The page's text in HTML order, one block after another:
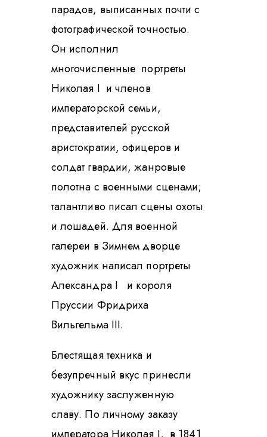
парадов, выписанных почти с
фотографической точностью.
Он исполнил
многочисленные портреты
Николая I и членов
императорской семьи,
представителей русской
аристократии, офицеров и
солдат гвардии, жанровые
полотна с военными сценами;
талантливо писал сцены охоты
и лошадей. Для военной
галереи в Зимнем дворце
художник написал портреты
Александра I и короля
Пруссии Фридриха
Вильгельма III.
Блестящая техника и
безупречный вкус принесли
художнику заслуженную
славу. По личному заказу
императора Николая I, в 1841